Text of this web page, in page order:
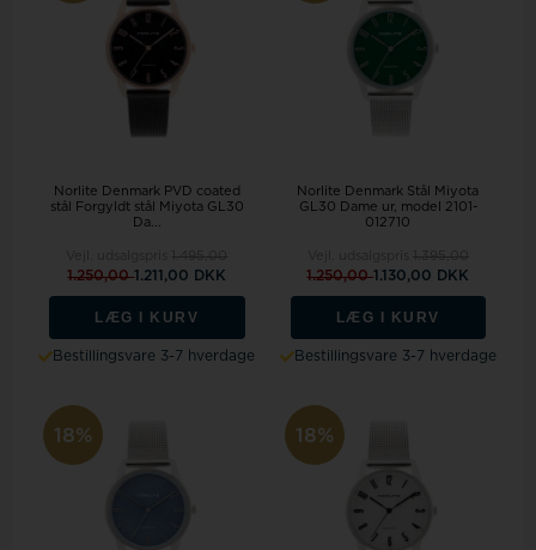
Norlite Denmark PVD coated
stål Forgyldt stål Miyota GL30
Da...
1.250,001.211,00 DKK
LÆG I KURV
Bestillingsvare 3-7 hverdage
Norlite Denmark Stål Miyota
GL30 Dame ur, model 2101-
012710
1.250,001.130,00 DKK
LÆG I KURV
Bestillingsvare 3-7 hverdage
18% 18%